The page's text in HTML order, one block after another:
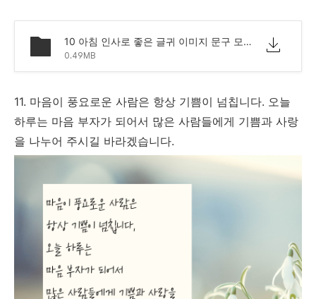
10 아침 인사로 좋은 글귀 이미지 문구 모음.png
0.49MB
11. 마음이 풍요로운 사람은 항상 기쁨이 넘칩니다. 오늘
하루는 마음 부자가 되어서 많은 사람들에게 기쁨과 사랑
을 나누어 주시길 바라겠습니다.